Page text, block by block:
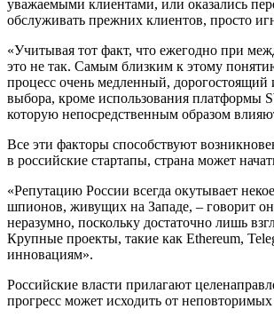
уважаемыми клиентами, или оказались
обслуживать прежних клиентов, просто
«Учитывая тот факт, что ежегодно при
это не так. Самым близким к этому
процесс очень медленный, дорогостоящий
выбора, кроме использования платформы
которую непосредственным образом
Все эти факторы способствуют
в российские стартапы, страна может
«Репутацию России всегда окутывает
шпионов, живущих на Западе, – говорит
неразумно, поскольку достаточно лишь
Крупные проекты, такие как Ethereum,
инновациям».
Российские власти прилагают
прогресс может исходить от